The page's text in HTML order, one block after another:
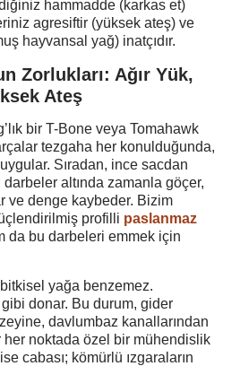
hammadde (karkas et)
agresiftir (yüksek ateş) ve
hayvansal yağ) inatçıdır.
Zorlukları: Ağır Yük,
Ateş
bir T-Bone veya Tomahawk
tezgaha her konulduğunda,
Sıradan, ince sacdan
altında zamanla göçer,
ve denge kaybeder. Bizim
profilli paslanmaz
da bu darbeleri emmek için
yağa benzemez.
donar. Bu durum, gider
davlumbaz kanallarından
noktada özel bir mühendislik
cabası; kömürlü ızgaraların